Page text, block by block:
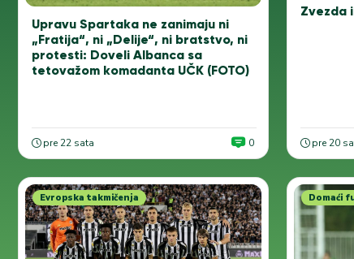
Upravu Spartaka ne zanimaju ni
„Fratija“, ni „Delije“, ni bratstvo, ni
protesti: Doveli Albanca sa
tetovažom komadanta UČK (FOTO)
pre 22 sata 0
Zvezda
pre 20
Evropska takmičenja Domaći